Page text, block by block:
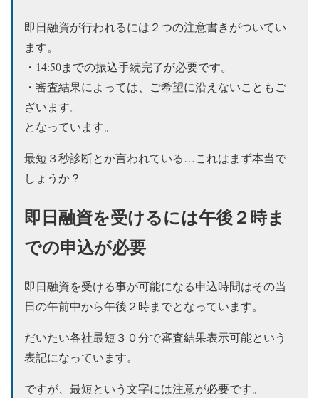
即日融資が行われるには２つの注意書きがついてい
ます。
・14:50までの振込手続完了が必要です。
・審査結果によっては、ご希望に沿えないこともご
ざいます。
となっています。
最短３秒診断とか言われている…これはまず本当で
しょうか？
即日融資を受けるには午後２時ま
での申込が必要
即日融資を受ける事が可能になる申込時間はその当
日の午前中から午後２時までとなっています。
だいたい各社最短３０分で審査結果表示可能という
表記になっています。
ですが、最短という文字には注意が必要です。